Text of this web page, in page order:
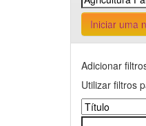
Iniciar uma
Adicionar
Utilizar filtros